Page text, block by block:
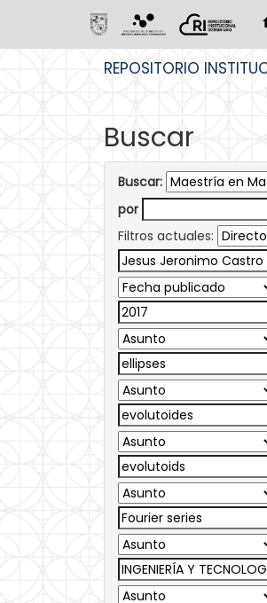
REPOSITORIO
Buscar
Buscar:
por
Filtros actuales: